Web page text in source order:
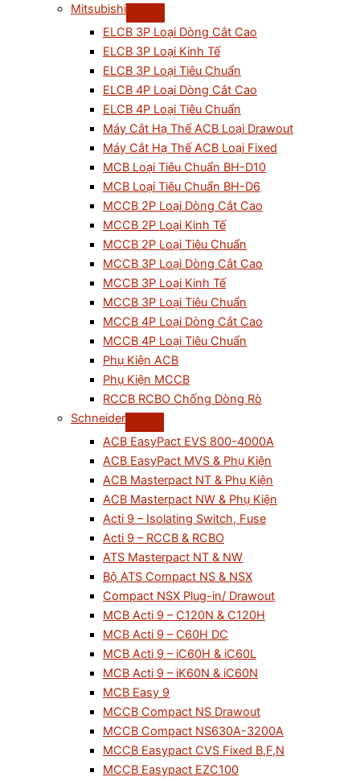
Mitsubishi
ELCB 3P Loại Dòng Cắt Cao
ELCB 3P Loại Kinh Tế
ELCB 3P Loại Tiêu Chuẩn
ELCB 4P Loại Dòng Cắt Cao
ELCB 4P Loại Tiêu Chuẩn
Máy Cắt Hạ Thế ACB Loại Drawout
Máy Cắt Hạ Thế ACB Loại Fixed
MCB Loại Tiêu Chuẩn BH-D10
MCB Loại Tiêu Chuẩn BH-D6
MCCB 2P Loại Dòng Cắt Cao
MCCB 2P Loại Kinh Tế
MCCB 2P Loại Tiêu Chuẩn
MCCB 3P Loại Dòng Cắt Cao
MCCB 3P Loại Kinh Tế
MCCB 3P Loại Tiêu Chuẩn
MCCB 4P Loại Dòng Cắt Cao
MCCB 4P Loại Tiêu Chuẩn
Phụ Kiện ACB
Phụ Kiện MCCB
RCCB RCBO Chống Dòng Rò
Schneider
ACB EasyPact EVS 800-4000A
ACB EasyPact MVS & Phụ Kiện
ACB Masterpact NT & Phụ Kiện
ACB Masterpact NW & Phụ Kiện
Acti 9 – Isolating Switch, Fuse
Acti 9 – RCCB & RCBO
ATS Masterpact NT & NW
Bộ ATS Compact NS & NSX
Compact NSX Plug-in/ Drawout
MCB Acti 9 – C120N & C120H
MCB Acti 9 – C60H DC
MCB Acti 9 – iC60H & iC60L
MCB Acti 9 – iK60N & iC60N
MCB Easy 9
MCCB Compact NS Drawout
MCCB Compact NS630A-3200A
MCCB Easypact CVS Fixed B,F,N
MCCB Easypact EZC100